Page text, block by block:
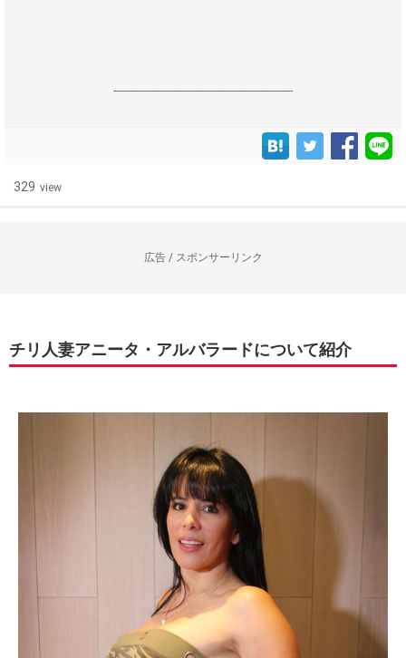
------------------------------------------------------------------
329 view
広告 / スポンサーリンク
チリ人妻アニータ・アルバラードについて紹介